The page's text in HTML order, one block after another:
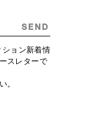
SEND
ョン新着情
スレターで
。